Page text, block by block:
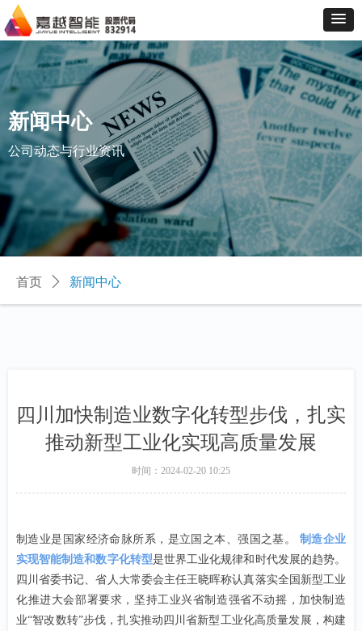
四川加快制造业数字化转型步伐，扎实
推动新型工业化实现高质量发展
时间： 2024-02-20 10:25
制造业是国家经济命脉所系，是立国之本、强国之基。
制造企业
实现智能制造和数字化转型是世界工业化规律和时代发展的趋势。
四川省委书记、省人大常委会主任王晓晖称认真落实全国新型工业
化推进大会部署要求，坚持工业兴省制造强省不动摇，加快制造
业“智改数转”步伐，扎实推动四川省新型工业化高质量发展，构建
首页 ꄲ 新闻中心
新闻中心
公司动态与行业资讯